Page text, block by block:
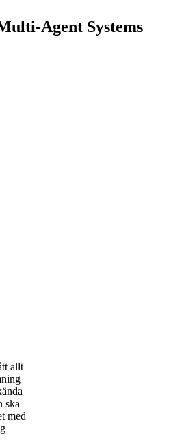
Agent Systems
allt
ska
med